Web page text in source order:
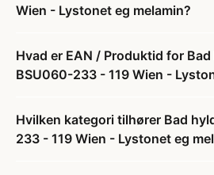
Wien - Lystonet eg melamin?
Hvad er EAN / Produktid for
BSU060-233 - 119 Wien -
Hvilken kategori tilhører Bad
233 - 119 Wien - Lystonet eg